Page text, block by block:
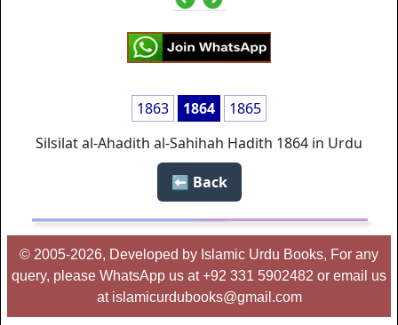
1863 1864
1865
Silsilat al-Ahadith al-Sahihah Hadith 1864 in Urdu
Back ⬅️
© 2005-2026, Developed by Islamic Urdu Books, For any
query, please WhatsApp us at +92 331 5902482 or email us
at islamicurdubooks@gmail.com